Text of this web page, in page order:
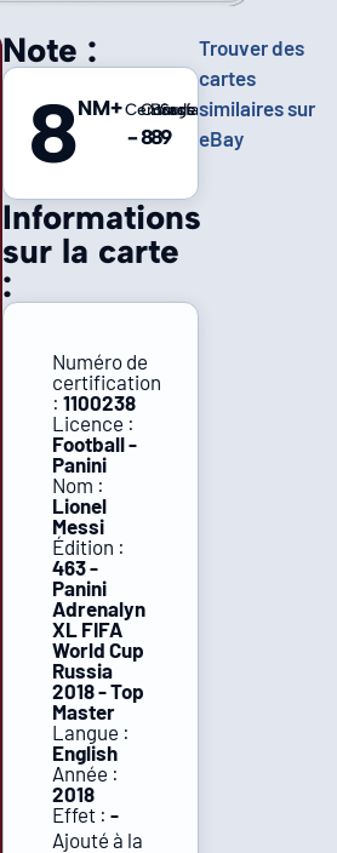
Informations
sur la carte
:
Numéro de
certification
: 1100238
Licence :
Football -
Panini
Nom :
Lionel
Messi
Édition :
463 -
Panini
Adrenalyn
XL FIFA
World Cup
Russia
2018 - Top
Master
Langue :
English
Année :
2018
Effet : -
Ajouté à la
Note :
8NM+Centrage
-
Coins
8
Bords
8
Surface
9
Trouver des
cartes
similaires sur
eBay